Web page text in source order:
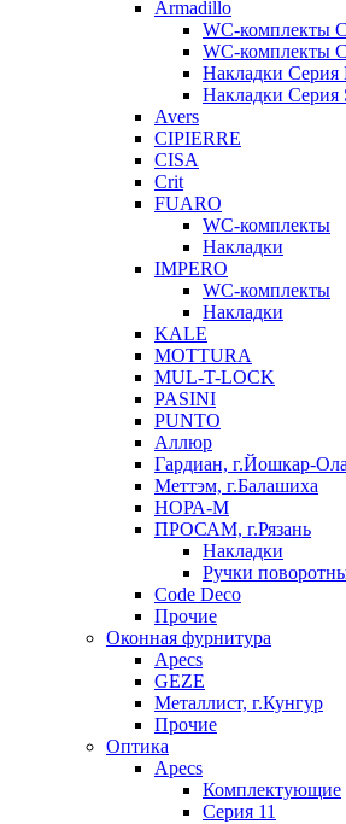
Armadillo
WC-комплекты
WC-комплекты
Накладки Серия
Накладки Серия
Avers
CIPIERRE
CISA
Crit
FUARO
WC-комплекты
Накладки
IMPERO
WC-комплекты
Накладки
KALE
MOTTURA
MUL-T-LOCK
PASINI
PUNTO
Аллюр
Гардиан, г.Йошкар-Ола
Меттэм, г.Балашиха
НОРА-М
ПРОСАМ, г.Рязань
Накладки
Ручки
Code Deco
Прочие
Оконная фурнитура
Apecs
GEZE
Металлист, г.Кунгур
Прочие
Оптика
Apecs
Комплектующие
Серия 11